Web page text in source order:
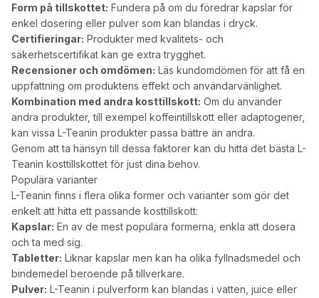
Form på tillskottet: Fundera på om du föredrar kapslar för
enkel dosering eller pulver som kan blandas i dryck.
Certifieringar: Produkter med kvalitets- och
säkerhetscertifikat kan ge extra trygghet.
Recensioner och omdömen: Läs kundomdömen för att få en
uppfattning om produktens effekt och användarvänlighet.
Kombination med andra kosttillskott: Om du använder
andra produkter, till exempel koffeintillskott eller adaptogener,
kan vissa L-Teanin produkter passa bättre än andra.
Genom att ta hänsyn till dessa faktorer kan du hitta det bästa L-
Teanin kosttillskottet för just dina behov.
Populära varianter
L-Teanin finns i flera olika former och varianter som gör det
enkelt att hitta ett passande kosttillskott:
Kapslar: En av de mest populära formerna, enkla att dosera
och ta med sig.
Tabletter: Liknar kapslar men kan ha olika fyllnadsmedel och
bindemedel beroende på tillverkare.
Pulver: L-Teanin i pulverform kan blandas i vatten, juice eller